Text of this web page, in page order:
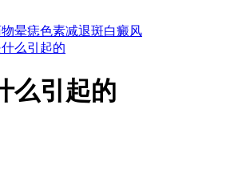
晕痣色素减退斑白癜风
么引起的
么引起的